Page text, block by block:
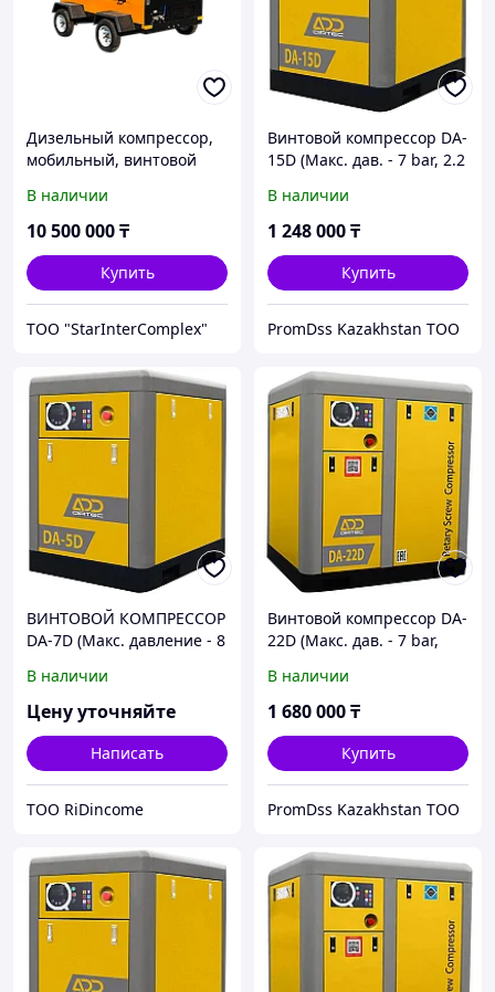
Дизельный компрессор,
мобильный, винтовой
приводом ADD AIRTEC
DAC-X12/12 с двигателем
В наличии
10 500 000₸
Купить
ТОО "StarInterComplex"
Винтовой компрессор DA-
15D (Макс. дав. - 7 bar, 2.2
В наличии
1 248 000₸
Купить
PromDss Kazakhstan TOO
ВИНТОВОЙ КОМПРЕССОР
DA-7D (Макс. давление - 8
В наличии
Цену уточняйте
Написать
ТОО RiDincome
Винтовой компрессор DA-
22D (Макс. дав. - 7 bar,
В наличии
1 680 000₸
Купить
PromDss Kazakhstan TOO